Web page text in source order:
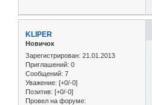
KLIPER
Новичок
Зарегистрирован: 21.01.2013
Приглашений: 0
Сообщений: 7
Уважение: [+0/-0]
Позитив: [+0/-0]
Провел на форуме: